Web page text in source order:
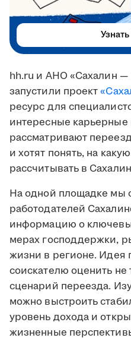
hh.ru и АНО «Сахалин —
запустили проект
ресурс для
интересные
рассматривают
и хотят понять, на
рассчитывать в
На одной площадке мы
работодателей
информацию о
мерах господдержки,
жизни в регионе. Идея
соискателю оценить не
сценарий переезда.
можно выстроить
уровень дохода и
жизненные